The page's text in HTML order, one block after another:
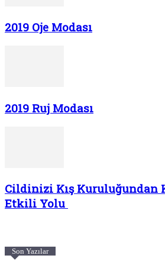
2019 Oje Modası
2019 Ruj Modası
Cildinizi Kış Kuruluğundan
Etkili Yolu
Son Yazılar